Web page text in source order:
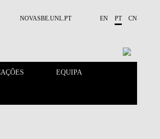
NOVASBE.UNL.PT EN PT CN
EQUIPA
EVENTOS